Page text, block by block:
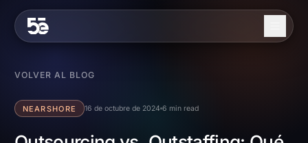
Nosotros
Servicios
VOLVER AL BLOG
NEARSHORE 16 de octubre de 2024 6 min read